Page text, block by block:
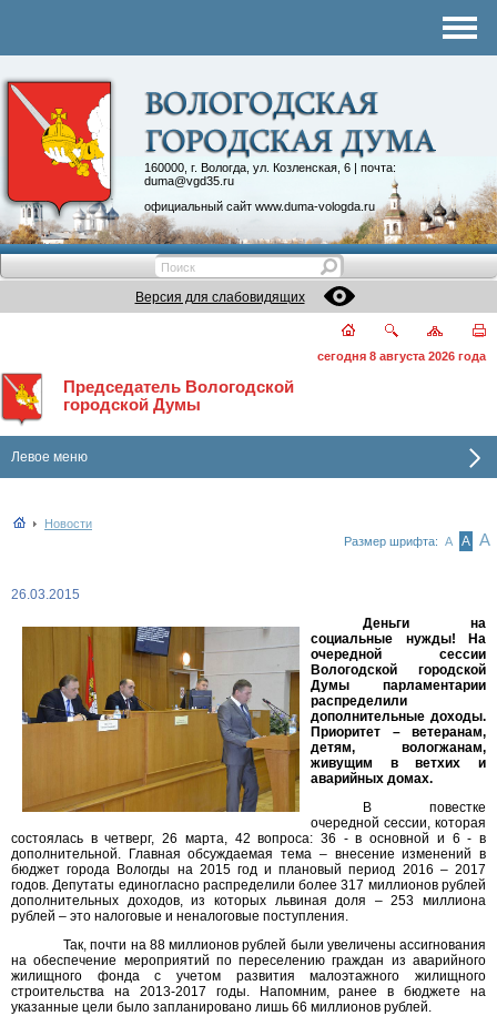
160000, г. Вологда, ул. Козленская, 6 | почта:
duma@vgd35.ru
официальный сайт www.duma-vologda.ru
Контакты
Депутатские объединения
Версия для слабовидящих
сегодня 8 августа 2026 года
Председатель Вологодской
городской Думы
Левое меню
Новости
Размер шрифта: А А А
26.03.2015
Деньги на
социальные нужды! На
очередной сессии
Вологодской городской
Думы парламентарии
распределили
дополнительные доходы.
Приоритет – ветеранам,
детям, вологжанам,
живущим в ветхих и
аварийных домах.
В повестке
очередной сессии, которая
состоялась в четверг, 26 марта, 42 вопроса: 36 - в основной и 6 - в
дополнительной. Главная обсуждаемая тема – внесение изменений в
бюджет города Вологды на 2015 год и плановый период 2016 – 2017
годов. Депутаты единогласно распределили более 317 миллионов рублей
дополнительных доходов, из которых львиная доля – 253 миллиона
рублей – это налоговые и неналоговые поступления.
Так, почти на 88 миллионов рублей были увеличены ассигнования
на обеспечение мероприятий по переселению граждан из аварийного
жилищного фонда с учетом развития малоэтажного жилищного
строительства на 2013-2017 годы. Напомним, ранее в бюджете на
указанные цели было запланировано лишь 66 миллионов рублей.